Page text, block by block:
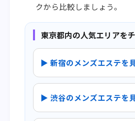
クから比較しましょう。
東京都内の人気エリアを
▶ 新宿のメンズエステを
▶ 渋谷のメンズエステを